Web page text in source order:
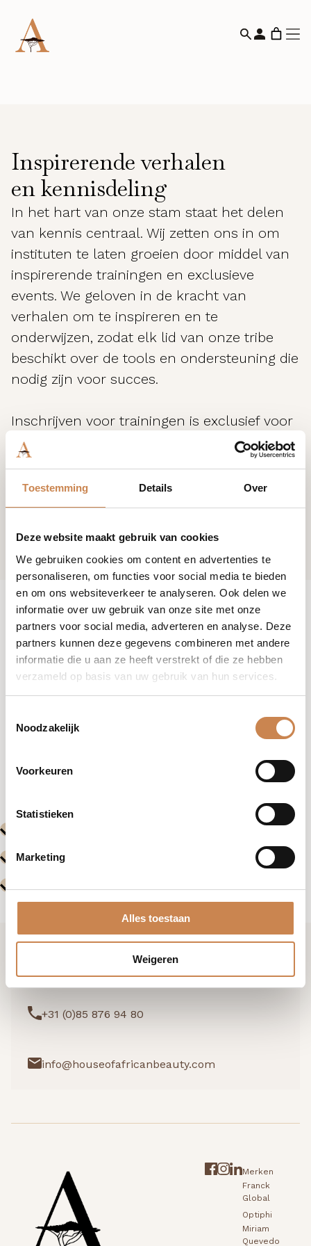
Toestemming Details Over
Deze website maakt gebruik van cookies
We gebruiken cookies om content en advertenties te
personaliseren, om functies voor social media te bieden
en om ons websiteverkeer te analyseren. Ook delen we
informatie over uw gebruik van onze site met onze
partners voor social media, adverteren en analyse. Deze
partners kunnen deze gegevens combineren met andere
informatie die u aan ze heeft verstrekt of die ze hebben
verzameld op basis van uw gebruik van hun services.
Noodzakelijk
Voorkeuren
Statistieken
Marketing
Alles toestaan
Weigeren
Inspirerende verhalen
en kennisdeling
In het hart van onze stam staat het delen
van kennis centraal. Wij zetten ons in om
instituten te laten groeien door middel van
inspirerende trainingen en exclusieve
events. We geloven in de kracht van
verhalen om te inspireren en te
onderwijzen, zodat elk lid van onze tribe
beschikt over de tools en ondersteuning die
nodig zijn voor succes.
Inschrijven voor trainingen is exclusief voor
klanten van House of African Beauty. Ben je
nog geen klant? Neem contact met ons op
en join the tribe.
Evenementen
Volgende
Ik wil graag kennismaken
+31 (0)85 876 94 80
info@houseofafricanbeauty.com
Merken
Franck
Global
Optiphi
Miriam
Quevedo